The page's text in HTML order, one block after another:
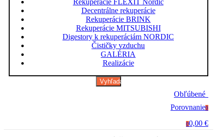
Rekuperácie FLEXIT Nordic
Decentrálne rekuperácie
Rekuperácie BRINK
Rekuperácie MITSUBISHI
Digestory k rekuperáciám NORDIC
Čističky vzduchu
GALÉRIA
Realizácie
Vyhľadávanie
Obľúbené
Porovnanie0
00,00 €